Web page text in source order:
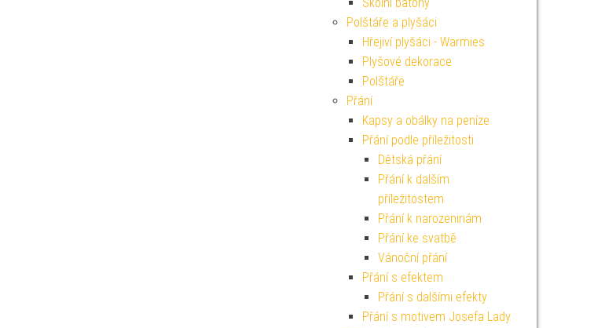
Polštáře a plyšáci
Hřejiví plyšáci - Warmies
Plyšové dekorace
Polštáře
Přání
Kapsy a obálky na peníze
Přání podle příležitosti
Dětská přání
Přání k dalším
příležitostem
Přání k narozeninám
Přání ke svatbě
Vánoční přání
Přání s efektem
Přání s dalšími efekty
Přání s motivem Josefa Lady